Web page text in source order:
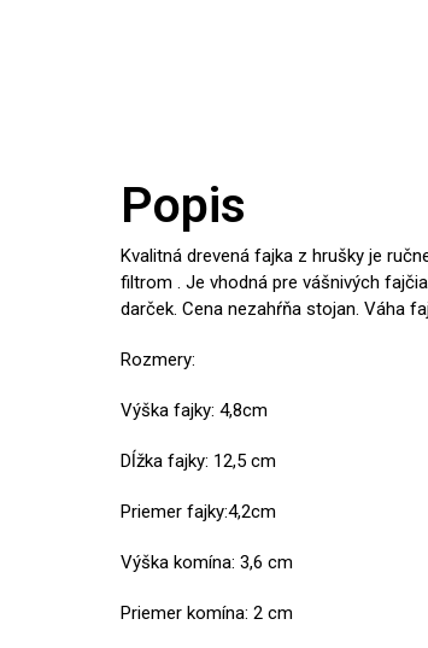
Popis
Kvalitná drevená fajka z hrušky je
filtrom . Je vhodná pre vášnivých
darček. Cena nezahŕňa stojan. Váha
Rozmery:
Výška fajky: 4,8cm
Dĺžka fajky: 12,5 cm
Priemer fajky:4,2cm
Výška komína: 3,6 cm
Priemer komína: 2 cm